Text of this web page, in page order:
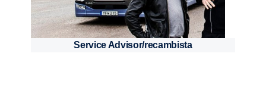
Service Advisor/recambista